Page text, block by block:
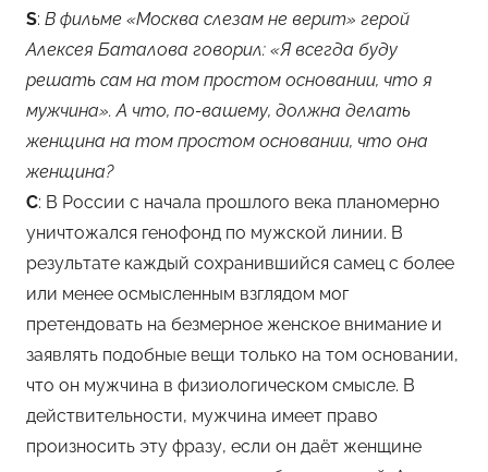
S: В фильме «Москва слезам не верит» герой
Алексея Баталова говорил: «Я всегда буду
решать сам на том простом основании, что я
мужчина». А что, по-вашему, должна делать
женщина на том простом основании, что она
женщина?
С: В России с начала прошлого века планомерно
уничтожался генофонд по мужской линии. В
результате каждый сохранившийся самец с более
или менее осмысленным взглядом мог
претендовать на безмерное женское внимание и
заявлять подобные вещи только на том основании,
что он мужчина в физиологическом смысле. В
действительности, мужчина имеет право
произносить эту фразу, если он даёт женщине